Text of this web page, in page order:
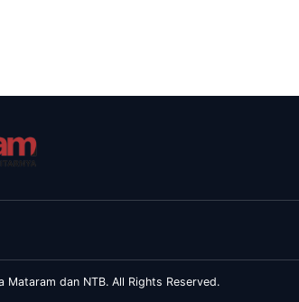
dan NTB. All Rights Reserved.